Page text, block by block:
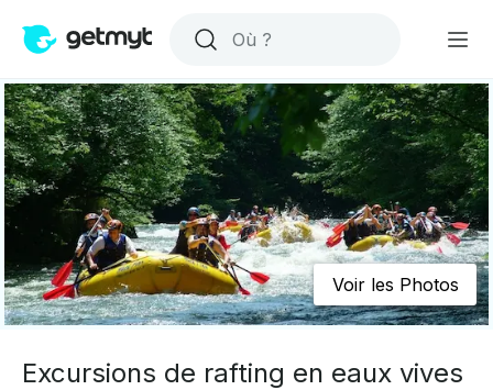
Voir les Photos
Excursions de rafting en eaux vives